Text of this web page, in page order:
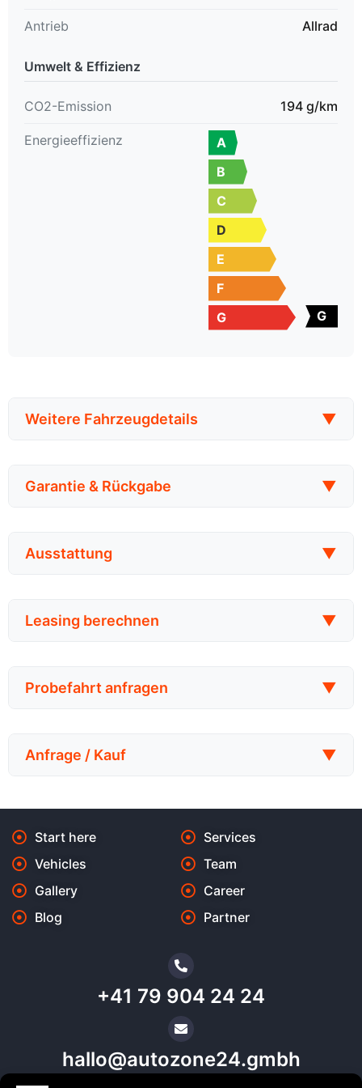
Unsere Preise verstehen sich inkl. 8.1% MwSt. Die optionale
- aktuelle Vignette
- volle Tankfüllung
- administrative Immatrikulation
Antrieb Allrad
Umwelt & Effizienz
CO2-Emission 194 g/km
Energieeffizienz
A
B
C
D
E
F
G
G
Weitere Fahrzeugdetails ▼
Garantie & Rückgabe ▼
Ausstattung ▼
Leasing berechnen ▼
Probefahrt anfragen ▼
Anfrage / Kauf ▼
Start here
Vehicles
Gallery
Blog
Services
Team
Career
Partner
+41 79 904 24 24
hallo@autozone24.gmbh